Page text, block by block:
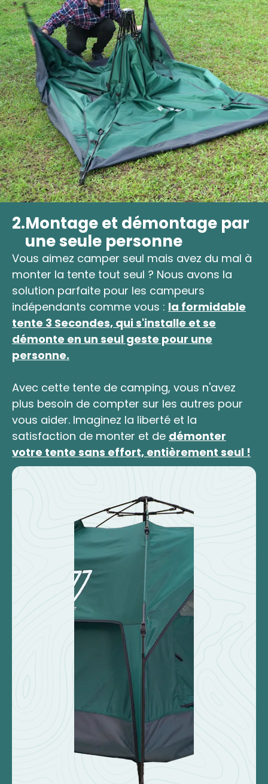
2.Montage et démontage par
une seule personne
Vous aimez camper seul mais avez du mal à
monter la tente tout seul ? Nous avons la
solution parfaite pour les campeurs
indépendants comme vous : la formidable
tente 3 Secondes, qui s'installe et se
démonte en un seul geste pour une
personne.
Avec cette tente de camping, vous n'avez
plus besoin de compter sur les autres pour
vous aider. Imaginez la liberté et la
satisfaction de monter et de démonter
votre tente sans effort, entièrement seul !